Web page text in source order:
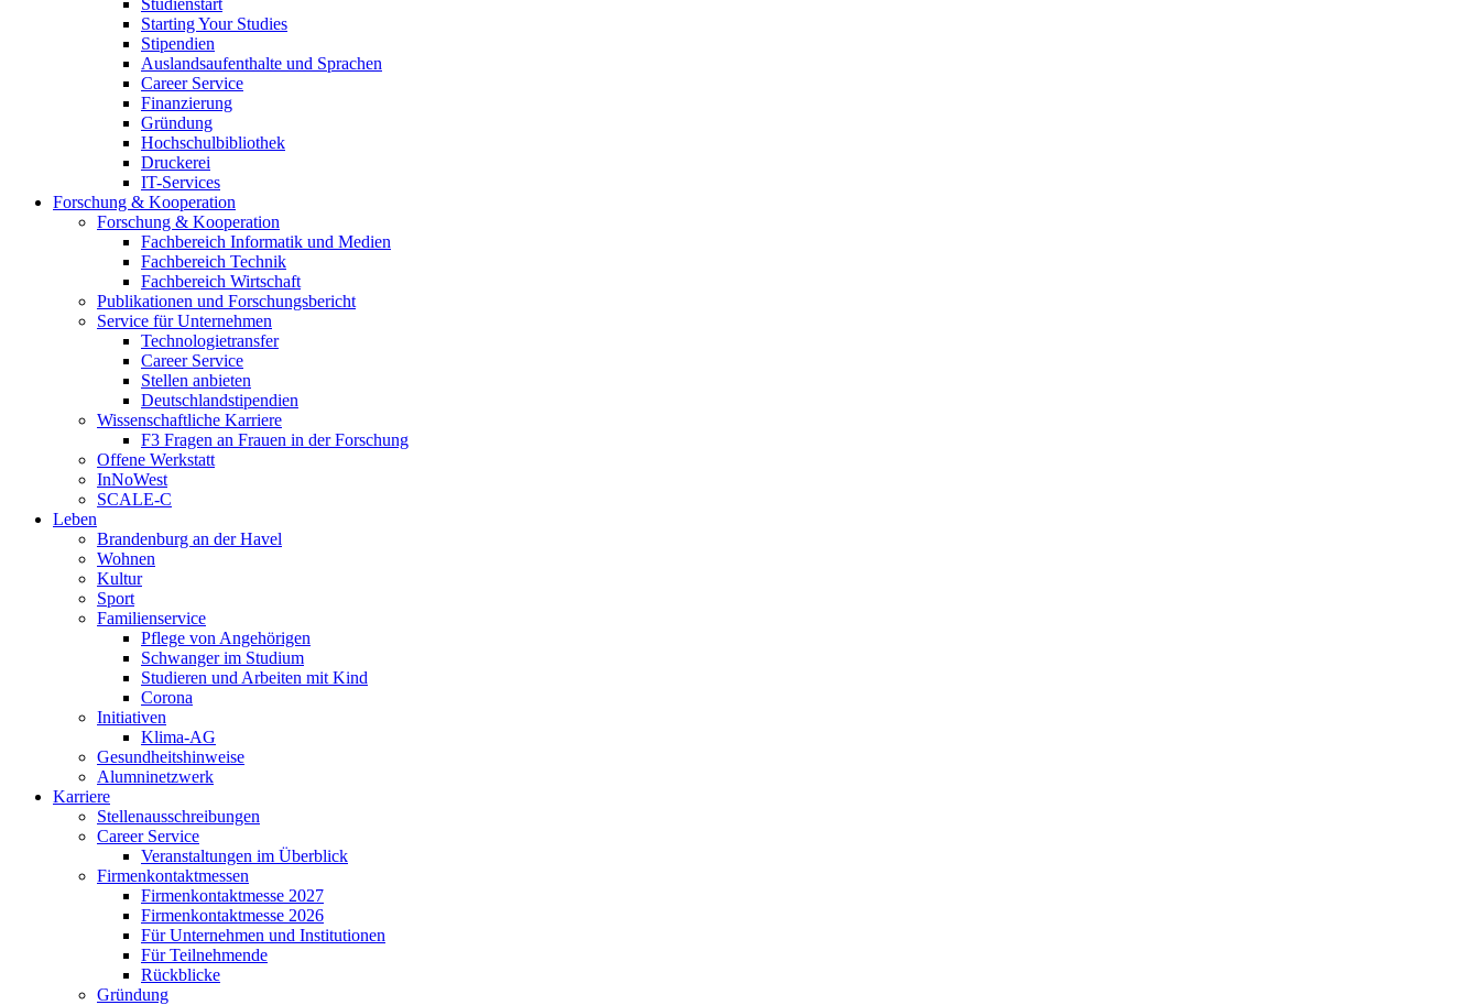
Studienstart
Starting Your Studies
Stipendien
Auslandsaufenthalte und Sprachen
Career Service
Finanzierung
Gründung
Hochschulbibliothek
Druckerei
IT-Services
Forschung & Kooperation
Forschung & Kooperation
Fachbereich Informatik und Medien
Fachbereich Technik
Fachbereich Wirtschaft
Publikationen und Forschungsbericht
Service für Unternehmen
Technologietransfer
Career Service
Stellen anbieten
Deutschlandstipendien
Wissenschaftliche Karriere
F3 Fragen an Frauen in der Forschung
Offene Werkstatt
InNoWest
SCALE-C
Leben
Brandenburg an der Havel
Wohnen
Kultur
Sport
Familienservice
Pflege von Angehörigen
Schwanger im Studium
Studieren und Arbeiten mit Kind
Corona
Initiativen
Klima-AG
Gesundheitshinweise
Alumninetzwerk
Karriere
Stellenausschreibungen
Career Service
Veranstaltungen im Überblick
Firmenkontaktmessen
Firmenkontaktmesse 2027
Firmenkontaktmesse 2026
Für Unternehmen und Institutionen
Für Teilnehmende
Rückblicke
Gründung